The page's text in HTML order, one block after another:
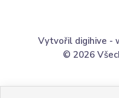
© 2026
Vytvořil digihive -